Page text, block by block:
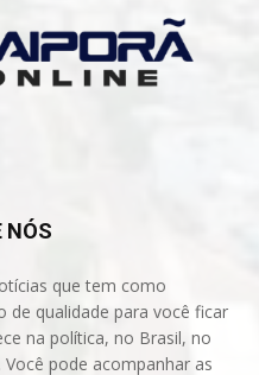
NÓS
que tem como
qualidade para você ficar
na política, no Brasil, no
pode acompanhar as